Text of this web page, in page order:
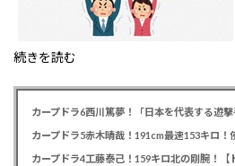
続きを読む
カープドラ4工藤泰己！159キロ北の剛腕！【